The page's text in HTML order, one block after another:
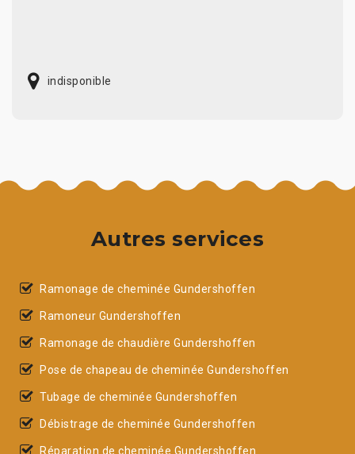
indisponible
Autres services
Ramonage de cheminée Gundershoffen
Ramoneur Gundershoffen
Ramonage de chaudière Gundershoffen
Pose de chapeau de cheminée Gundershoffen
Tubage de cheminée Gundershoffen
Débistrage de cheminée Gundershoffen
Réparation de cheminée Gundershoffen